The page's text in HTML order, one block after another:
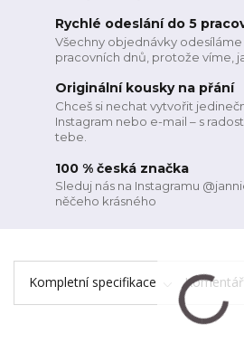
Rychlé odeslání do 5
Všechny objednávky
pracovních dnů, protože víme,
Originální kousky na přání
Chceš si nechat vytvořit
Instagram nebo e-mail – s
tebe.
100 % česká značka
Sleduj nás na Instagramu
něčeho krásného
Kompletní specifikace